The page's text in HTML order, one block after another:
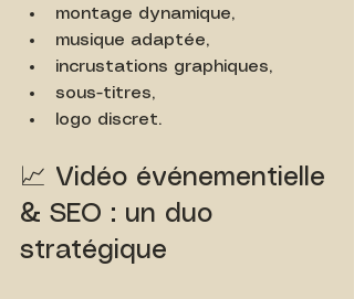
montage dynamique,
musique adaptée,
incrustations graphiques,
sous-titres,
logo discret.
📈 Vidéo événementielle
& SEO : un duo
stratégique